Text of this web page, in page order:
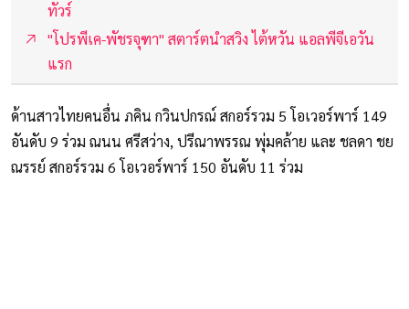
ทัวร์
"โปรพีเค-พัชรจุฑา" สตาร์ตนำสวิง ไต้หวัน แอลพีจีเอวัน
แรก
ด้านสาวไทยคนอื่น ภคิน กวินปกรณ์ สกอร์รวม 5 โอเวอร์พาร์ 149
อันดับ 9 ร่วม ณนน ศรีสว่าง, ปรีณาพรรณ พุ่มคล้าย และ ชลดา ชย
ณรรย์ สกอร์รวม 6 โอเวอร์พาร์ 150 อันดับ 11 ร่วม